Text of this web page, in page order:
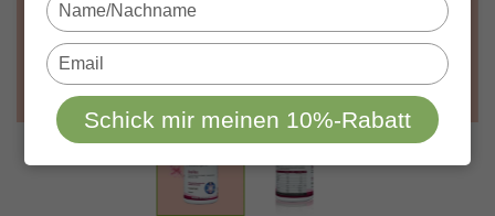
your
name
Type
your
email
Schick mir meinen 10%-Rabatt